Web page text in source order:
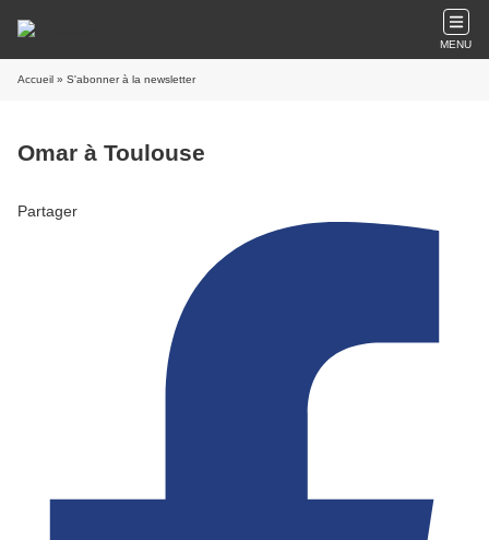
MENU
Accueil » S'abonner à la newsletter
Omar à Toulouse
Partager